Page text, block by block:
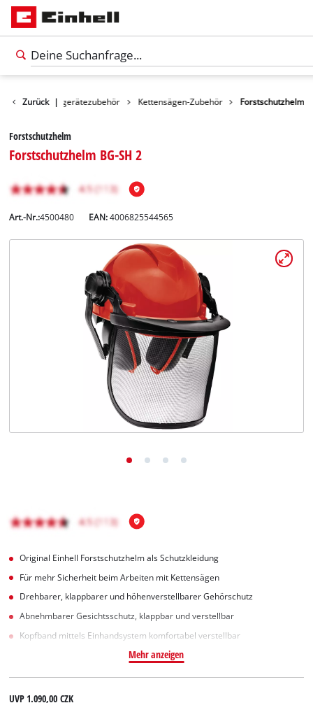
Zurück |
Gartengerätezubehör Kettensägen-Zubehör Forstschutzhelm
Forstschutzhelm
Forstschutzhelm BG-SH 2
Art.-Nr.:4500480 EAN:4006825544565
Original Einhell Forstschutzhelm als Schutzkleidung
Für mehr Sicherheit beim Arbeiten mit Kettensägen
Drehbarer, klappbarer und höhenverstellbarer Gehörschutz
Abnehmbarer Gesichtsschutz, klappbar und verstellbar
Kopfband mittels Einhandsystem komfortabel verstellbar
Mehr anzeigen
UVP1.090,00 CZK